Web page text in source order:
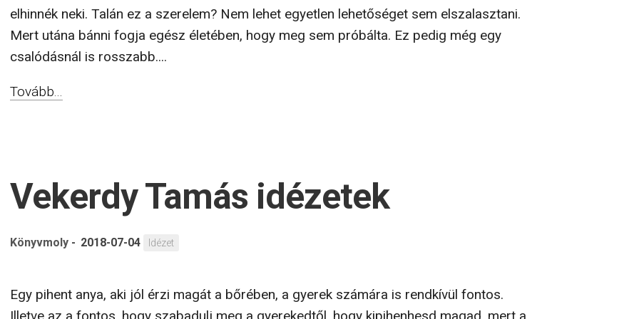
elhinnék neki. Talán ez a szerelem? Nem lehet egyetlen lehetőséget sem elszalasztani.
Mert utána bánni fogja egész életében, hogy meg sem próbálta. Ez pedig még egy
csalódásnál is rosszabb....
Tovább...
Vekerdy Tamás idézetek
Könyvmoly - 2018-07-04 Idézet
Egy pihent anya, aki jól érzi magát a bőrében, a gyerek számára is rendkívül fontos.